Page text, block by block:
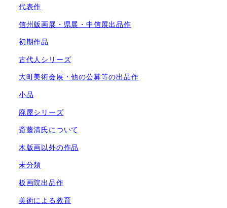
代表作
信州版画展・県展・中信展出品作
初期作品
古代人シリーズ
大町美術会展・他の公募等の出品作
小品
廃屋シリーズ
斎藤清氏について
木版画以外の作品
未分類
板画院出品作
美術による教育